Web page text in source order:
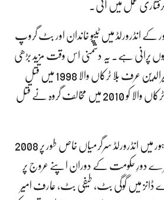
عمل میں آئی۔
کے انڈرورلڈ میں ٹیپو خاندان اور بٹ گروپ
پرانی ہے۔ یہ دشمنی اس وقت مزید بڑھی
جب امیر بالاج کے دادا امیرالدین عرف بلا ٹرکاں والا 1998 میں قتل
ہوئے، پھر ان کے والد ٹیپو ٹرکاں والا کو 2010 میں مخالف گروہ نے قتل
پولیس افسران کے مطابق لاہور میں انڈرورلڈ سرگرمیاں خاص طور پر 2008
دورِ حکومت کے دوران اپنے عروج پر
میں گوگی بٹ، طیفی بٹ، عارف امیر